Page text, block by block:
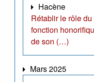
Hacène
Rétablir le rôle
fonction
de son (…)
Mars 2025